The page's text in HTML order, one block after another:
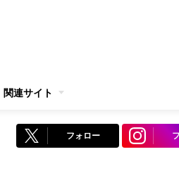
関連サイト
フォロー